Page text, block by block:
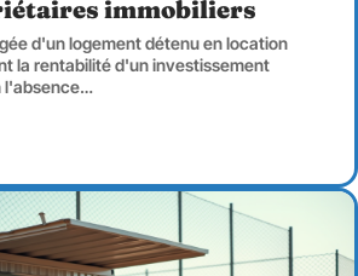
immobiliers
d'un logement détenu en location
la rentabilité d'un investissement
l'absence…